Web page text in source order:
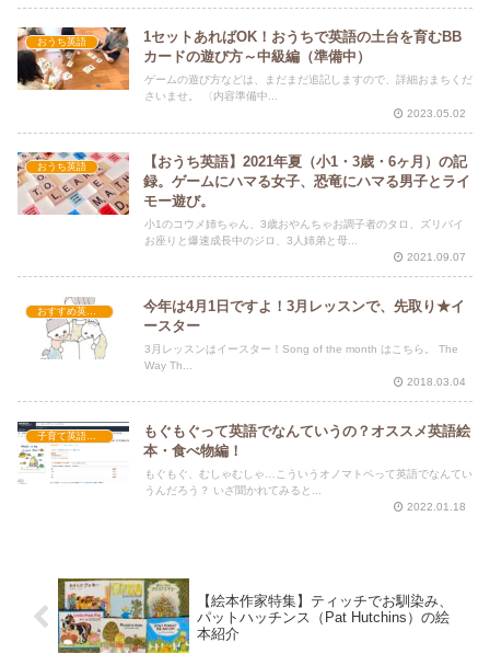
おうち英語
1セットあればOK！おうちで英語の土台を育むBB
カードの遊び方～中級編（準備中）
ゲームの遊び方などは、まだまだ追記しますので、詳細おまちくだ
さいませ。 〈内容準備中...
2023.05.02
おうち英語
【おうち英語】2021年夏（小1・3歳・6ヶ月）の記
録。ゲームにハマる女子、恐竜にハマる男子とライ
モー遊び。
小1のコウメ姉ちゃん、3歳おやんちゃお調子者のタロ、ズリバイ
お座りと爆速成長中のジロ、3人姉弟と母...
2021.09.07
おすすめ英語歌
今年は4月1日ですよ！3月レッスンで、先取り★イ
ースター
3月レッスンはイースター！Song of the month はこちら。 The
Way Th...
2018.03.04
子育て英語講座
もぐもぐって英語でなんていうの？オススメ英語絵
本・食べ物編！
もぐもぐ、むしゃむしゃ…こういうオノマトペって英語でなんてい
うんだろう？ いざ聞かれてみると...
2022.01.18
【絵本作家特集】ティッチでお馴染み、
パットハッチンス（Pat Hutchins）の絵
本紹介